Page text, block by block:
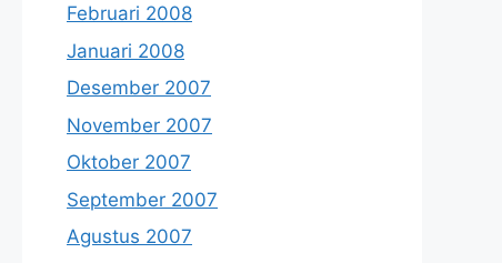
Februari 2008
Januari 2008
Desember 2007
November 2007
Oktober 2007
September 2007
Agustus 2007